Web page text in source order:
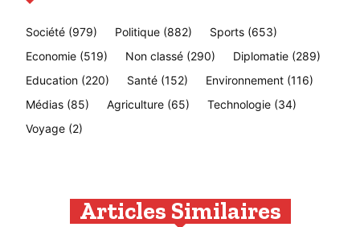
Société (979) Politique (882) Sports (653)
Economie (519) Non classé (290) Diplomatie (289)
Education (220) Santé (152) Environnement (116)
Médias (85) Agriculture (65) Technologie (34)
Voyage (2)
Articles Similaires